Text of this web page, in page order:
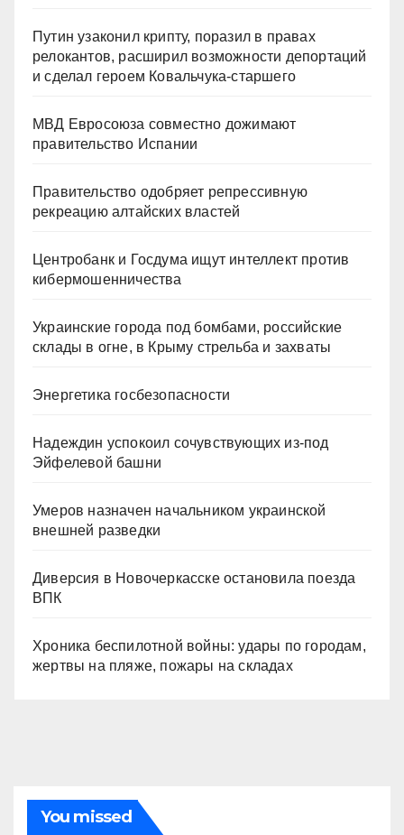
Путин узаконил крипту, поразил в правах
релокантов, расширил возможности депортаций
и сделал героем Ковальчука-старшего
МВД Евросоюза совместно дожимают
правительство Испании
Правительство одобряет репрессивную
рекреацию алтайских властей
Центробанк и Госдума ищут интеллект против
кибермошенничества
Украинские города под бомбами, российские
склады в огне, в Крыму стрельба и захваты
Энергетика госбезопасности
Надеждин успокоил сочувствующих из-под
Эйфелевой башни
Умеров назначен начальником украинской
внешней разведки
Диверсия в Новочеркасске остановила поезда
ВПК
Хроника беспилотной войны: удары по городам,
жертвы на пляже, пожары на складах
You missed